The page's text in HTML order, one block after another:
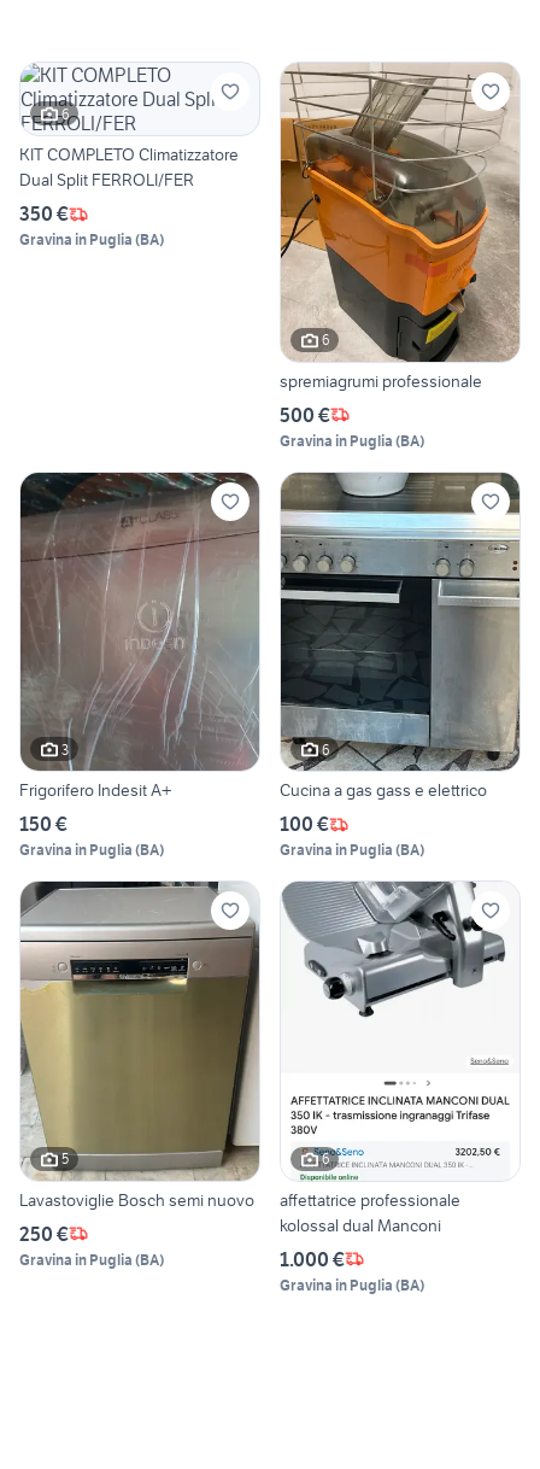
6
KIT COMPLETO Climatizzatore
Dual Split FERROLI/FER
350 €
Gravina in Puglia (BA)
6
spremiagrumi professionale
500 €
Gravina in Puglia (BA)
3
Frigorifero Indesit A+
150 €
Gravina in Puglia (BA)
6
Cucina a gas gass e elettrico
100 €
Gravina in Puglia (BA)
5
Lavastoviglie Bosch semi nuovo
250 €
Gravina in Puglia (BA)
6
affettatrice professionale
kolossal dual Manconi
1.000 €
Gravina in Puglia (BA)